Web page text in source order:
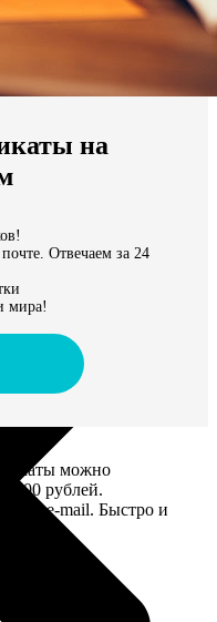
на
Отвечаем за 24
мира!
можно
000 рублей.
по e-mail. Быстро и